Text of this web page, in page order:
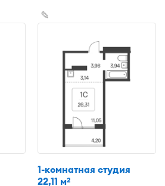
✎
1-комнатная студия
22,11 м2